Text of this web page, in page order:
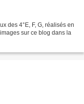
des 4°E, F, G, réalisés en
sur ce blog dans la